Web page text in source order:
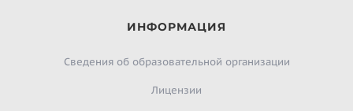
ИНФОРМАЦИЯ
Сведения об образовательной организации
Лицензии